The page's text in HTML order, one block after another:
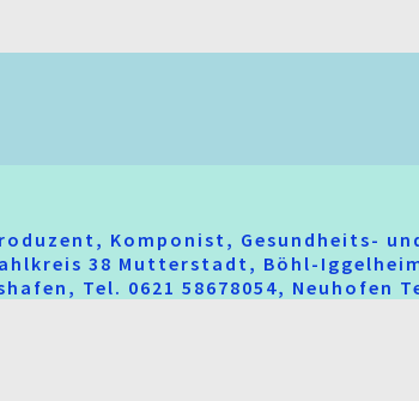
Komponist, Gesundheits-
38 Mutterstadt, Böhl-
Tel. 0621 58678054, Neuhofen